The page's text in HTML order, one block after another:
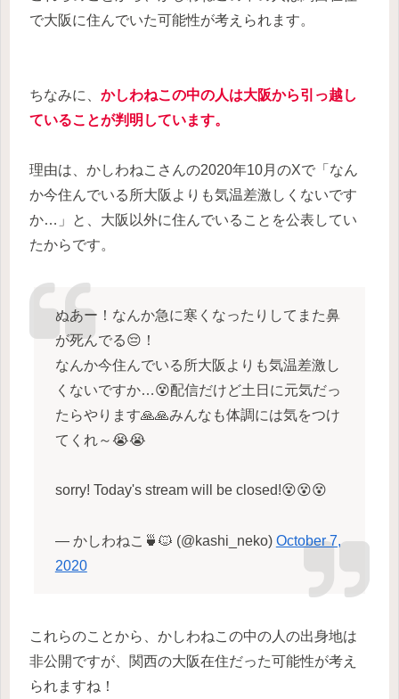
で大阪に住んでいた可能性が考えられます。
ちなみに、 かしわねこの中の人は大阪から引っ越し
ていることが判明しています。
理由は、かしわねこさんの2020年10月のXで「なん
か今住んでいる所大阪よりも気温差激しくないです
か…」と、大阪以外に住んでいることを公表してい
たからです。
ぬあー！なんか急に寒くなったりしてまた鼻
が死んでる😔！
なんか今住んでいる所大阪よりも気温差激し
くないですか…😵配信だけど土日に元気だっ
たらやります🙏🙏みんなも体調には気をつけ
てくれ～😭😭
sorry! Today's stream will be closed!😵😵😵
— かしわねこ🍵🐱 (@kashi_neko) October 7,
2020
これらのことから、かしわねこの中の人の出身地は
非公開ですが、関西の大阪在住だった可能性が考え
られますね！